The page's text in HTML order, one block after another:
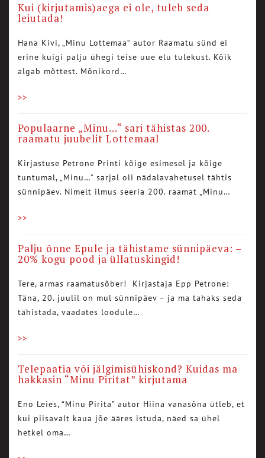
Kui (kirjutamis)aega ei ole, tuleb seda
leiutada!
Hana Kivi, „Minu Lottemaa“ autor Raamatu sünd ei
erine kuigi palju ühegi teise uue elu tulekust. Kõik
algab mõttest. Mõnikord…
>>
Populaarne „Minu…“ sari tähistas 200.
raamatu juubelit Lottemaal
Kirjastuse Petrone Printi kõige esimesel ja kõige
tuntumal, „Minu…“ sarjal oli nädalavahetusel tähtis
sünnipäev. Nimelt ilmus seeria 200. raamat „Minu…
>>
Palju õnne Epule ja tähistame sünnipäeva: –
20% kogu pood ja üllatuskingid!
Tere, armas raamatusõber! Kirjastaja Epp Petrone:
Täna, 20. juulil on mul sünnipäev – ja ma tahaks seda
tähistada, vaadates loodule…
>>
Telepaatia või jälgimisühiskond? Kuidas ma
hakkasin “Minu Piritat” kirjutama
Eno Leies, “Minu Pirita” autor Hiina vanasõna ütleb, et
kui piisavalt kaua jõe ääres istuda, näed sa ühel
hetkel oma…